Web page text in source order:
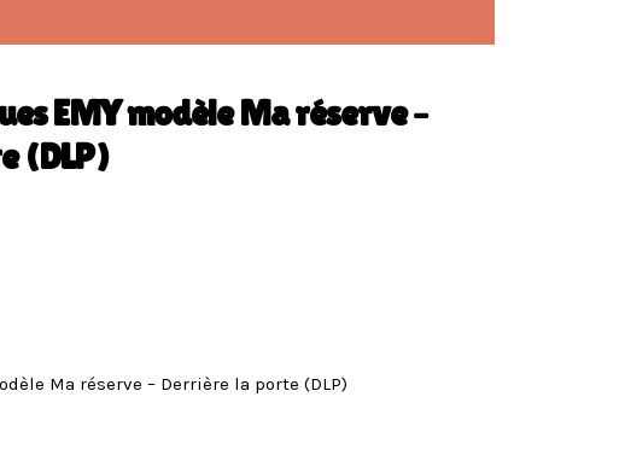
EMY modèle Ma réserve –
(DLP)
Ma réserve – Derrière la porte (DLP)